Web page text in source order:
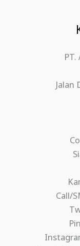
PT.
Jalan
Call/